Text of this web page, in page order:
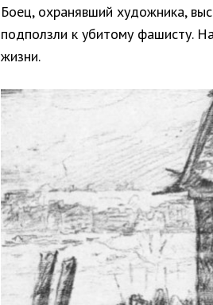
Боец, охранявший художника,
подползли к убитому фашисту.
жизни.